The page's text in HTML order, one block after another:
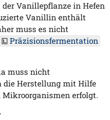
Vanillepflanze in Hefen
Vanillin enthält
muss es nicht
Präzisionsfermentation
muss nicht
die Herstellung mit Hilfe
erfolgt.